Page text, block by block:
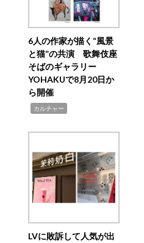
6人の作家が描く“風景
と猫”の共演 歌舞伎座
そばのギャラリー
YOHAKUで8月20日か
ら開催
カルチャー
LVに敗訴して人気が出